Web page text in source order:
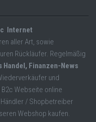
Internet
aller Art, sowie
Rückläufer. Regelmäßig
Handel, Finanzen-News
und
Webseite online
/ Shopbetreiber
Webshop kaufen.